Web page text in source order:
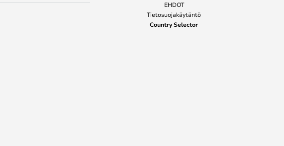
EHDOT
Tietosuojakäytäntö
Country Selector